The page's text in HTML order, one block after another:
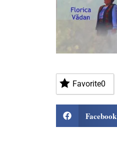
Favorite0
Facebook